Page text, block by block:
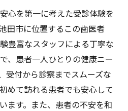
心を第一に考えた受診体験を
田市に位置するこの歯医者
豊富なスタッフによる丁寧な
、患者一人ひとりの健康ニー
受付から診察までスムーズな
めて訪れる患者でも安心して
ます。また、患者の不安を和